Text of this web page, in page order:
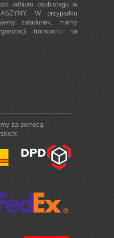
odbioru osobistego w
W przypadku
załadunek, mamy
transportu na
za pomocą